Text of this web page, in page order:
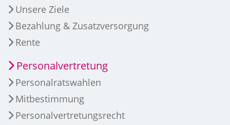
Unsere Ziele
Bezahlung & Zusatzversorgung
Rente
Personalvertretung
Personalratswahlen
Mitbestimmung
Personalvertretungsrecht